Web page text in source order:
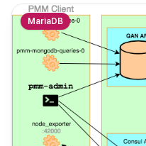
MariaDB